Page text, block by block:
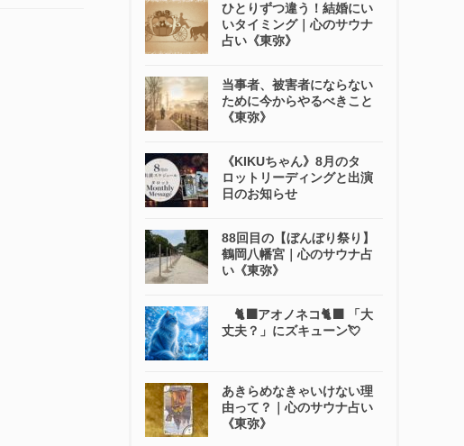
ひとりずつ違う！結婚にい
いタイミング｜心のサウナ
占い《東弥》
当事者、被害者にならない
ために今からやるべきこと
《東弥》
《KIKUちゃん》8月のタ
ロットリーディングと出演
日のお知らせ
88回目の【ぼんぼり祭り】
鶴岡八幡宮｜心のサウナ占
い《東弥》
🐈‍⬛アオノネコ🐈‍⬛ 「大
丈夫？」にズキューン💘
あきらめなきゃいけない理
由って？｜心のサウナ占い
《東弥》